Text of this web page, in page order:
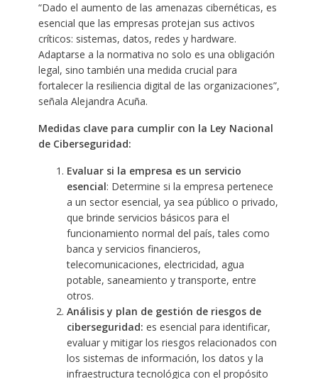
“Dado el aumento de las amenazas cibernéticas, es
esencial que las empresas protejan sus activos
críticos: sistemas, datos, redes y hardware.
Adaptarse a la normativa no solo es una obligación
legal, sino también una medida crucial para
fortalecer la resiliencia digital de las organizaciones”,
señala Alejandra Acuña.
Medidas clave para cumplir con la Ley Nacional
de Ciberseguridad:
Evaluar si la empresa es un servicio
esencial: Determine si la empresa pertenece
a un sector esencial, ya sea público o privado,
que brinde servicios básicos para el
funcionamiento normal del país, tales como
banca y servicios financieros,
telecomunicaciones, electricidad, agua
potable, saneamiento y transporte, entre
otros.
Análisis y plan de gestión de riesgos de
ciberseguridad: es esencial para identificar,
evaluar y mitigar los riesgos relacionados con
los sistemas de información, los datos y la
infraestructura tecnológica con el propósito